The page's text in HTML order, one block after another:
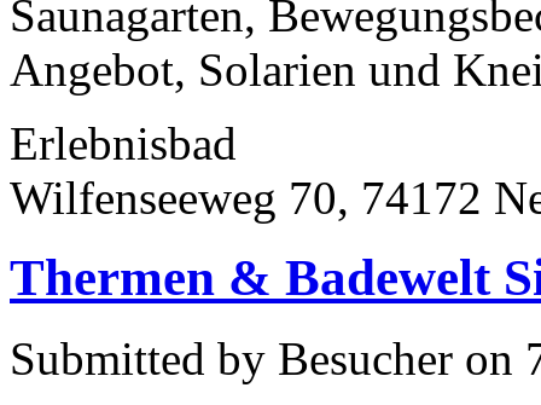
Saunagarten,
Angebot, Solarien und
Erlebnisbad
Wilfenseeweg 70, 74172
Thermen & Badewelt
Submitted by Besucher on